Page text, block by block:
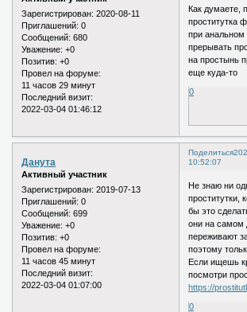
Зарегистрирован: 2020-08-11
Приглашений: 0
Сообщений: 680
Уважение: +0
Позитив: +0
Провел на форуме:
11 часов 29 минут
Последний визит:
2022-03-04 01:46:12
Как думаете,
проститутка
при анальном
прерывать
на простынь
еще куда-то
0
Поделиться
10:52:07
Данута
Активный участник
Зарегистрирован: 2019-07-13
Приглашений: 0
Сообщений: 699
Уважение: +0
Позитив: +0
Провел на форуме:
11 часов 45 минут
Последний визит:
2022-03-04 01:07:00
Не знаю ни
проститутки,
бы это
они на самом
переживают
поэтому
Если ищешь
посмотри
https://
0